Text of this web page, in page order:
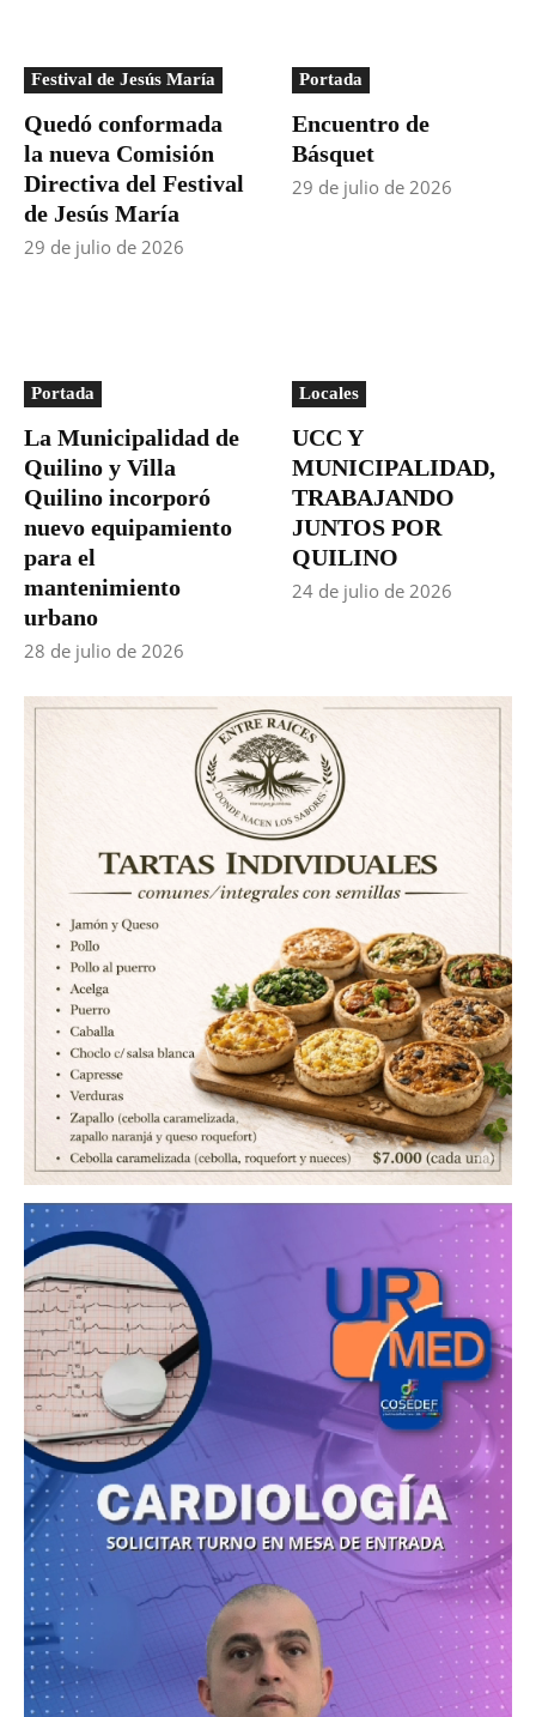
Festival de Jesús María
Quedó conformada
la nueva Comisión
Directiva del Festival
de Jesús María
29 de julio de 2026
Portada
Encuentro de
Básquet
29 de julio de 2026
Portada
La Municipalidad de
Quilino y Villa
Quilino incorporó
nuevo equipamiento
para el
mantenimiento
urbano
28 de julio de 2026
Locales
UCC Y
MUNICIPALIDAD,
TRABAJANDO
JUNTOS POR
QUILINO
24 de julio de 2026